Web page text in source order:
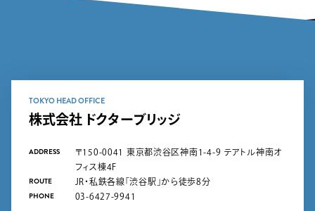
TOKYO HEAD OFFICE
株式会社 ドクターブリッジ
ADDRESS
〒150-0041 東京都渋谷区神南1-4-9 テアトル神南オ
フィス棟4F
ROUTE JR・私鉄各線「渋谷駅」から徒歩8分
PHONE 03-6427-9941